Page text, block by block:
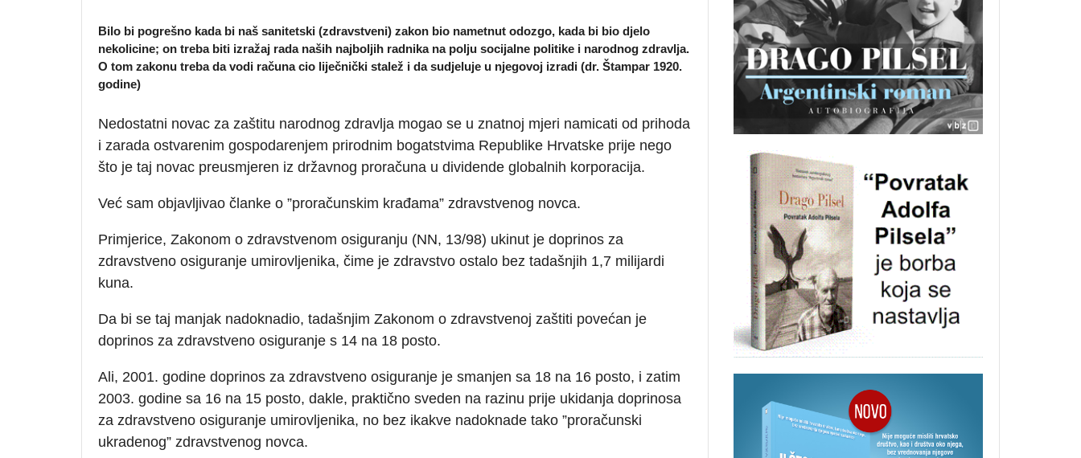
Bilo bi pogrešno kada bi naš sanitetski (zdravstveni) zakon bio nametnut odozgo, kada bi bio djelo
nekolicine; on treba biti izražaj rada naših najboljih radnika na polju socijalne politike i narodnog zdravlja.
O tom zakonu treba da vodi računa cio liječnički stalež i da sudjeluje u njegovoj izradi (dr. Štampar 1920.
godine)
Nedostatni novac za zaštitu narodnog zdravlja mogao se u znatnoj mjeri namicati od prihoda
i zarada ostvarenim gospodarenjem prirodnim bogatstvima Republike Hrvatske prije nego
što je taj novac preusmjeren iz državnog proračuna u dividende globalnih korporacija.
Već sam objavljivao članke o ”proračunskim krađama” zdravstvenog novca.
Primjerice, Zakonom o zdravstvenom osiguranju (NN, 13/98) ukinut je doprinos za
zdravstveno osiguranje umirovljenika, čime je zdravstvo ostalo bez tadašnjih 1,7 milijardi
kuna.
Da bi se taj manjak nadoknadio, tadašnjim Zakonom o zdravstvenoj zaštiti povećan je
doprinos za zdravstveno osiguranje s 14 na 18 posto.
Ali, 2001. godine doprinos za zdravstveno osiguranje je smanjen sa 18 na 16 posto, i zatim
2003. godine sa 16 na 15 posto, dakle, praktično sveden na razinu prije ukidanja doprinosa
za zdravstveno osiguranje umirovljenika, no bez ikakve nadoknade tako ”proračunski
ukradenog” zdravstvenog novca.